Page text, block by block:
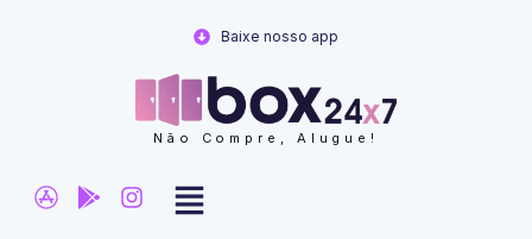
Não Compre, Alugue!
Baixe nosso app